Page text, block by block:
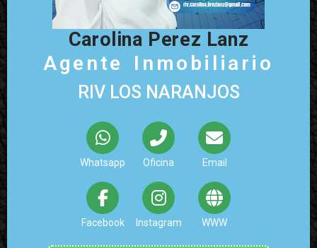
Carolina Perez Lanz
Agente Inmobiliario
RIV LOS NARANJOS
Whatsapp Oficina Email
Facebook Instagram WWW